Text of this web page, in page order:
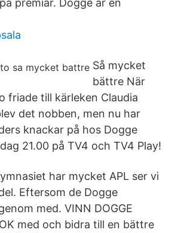
premiär. Dogge är en
Så mycket
bättre När
friade till kärleken Claudia
det nobben, men nu har
knackar på hos Dogge
21.00 på TV4 och TV4 Play!
har mycket APL ser vi
Eftersom de Dogge
med. VINN DOGGE
med och bidra till en bättre